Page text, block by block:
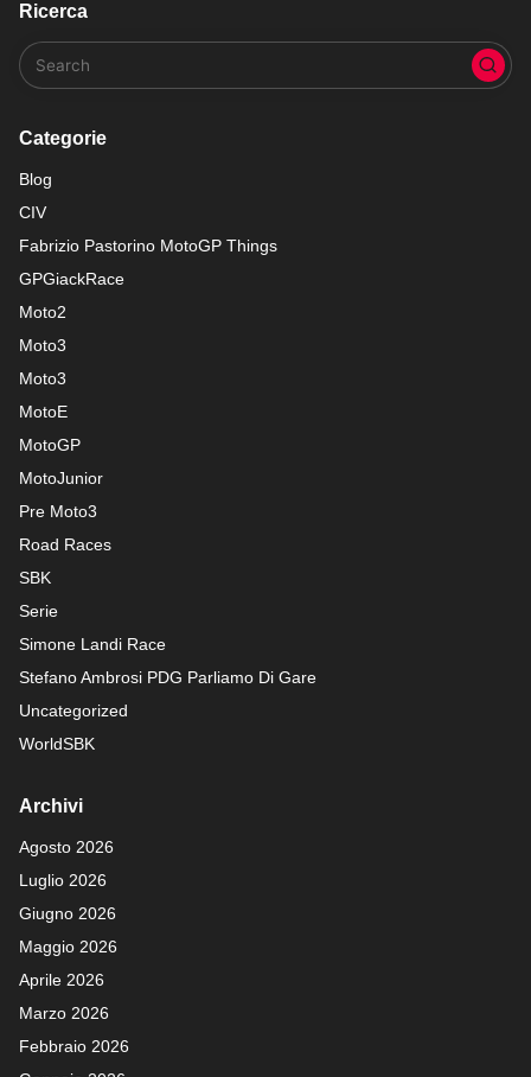
Ricerca
Categorie
Blog
CIV
Fabrizio Pastorino MotoGP Things
GPGiackRace
Moto2
Moto3
Moto3
MotoE
MotoGP
MotoJunior
Pre Moto3
Road Races
SBK
Serie
Simone Landi Race
Stefano Ambrosi PDG Parliamo Di Gare
Uncategorized
WorldSBK
Archivi
Agosto 2026
Luglio 2026
Giugno 2026
Maggio 2026
Aprile 2026
Marzo 2026
Febbraio 2026